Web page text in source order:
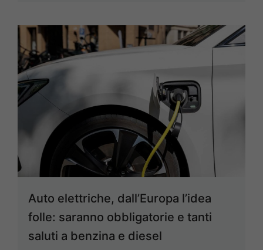
Auto elettriche, dall’Europa l’idea
folle: saranno obbligatorie e tanti
saluti a benzina e diesel